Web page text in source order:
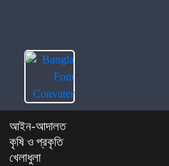
আইন-আদালত
কৃষি ও প্রকৃতি
খেলাধুলা